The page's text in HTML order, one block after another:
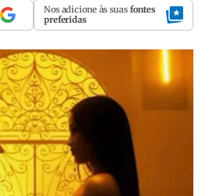
Nos adicione às suas fontes
preferidas